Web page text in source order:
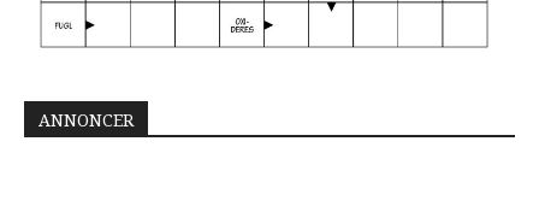
ANNONCER